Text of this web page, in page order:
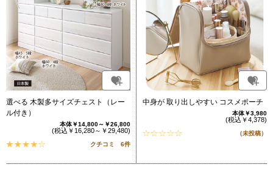
選べる 木製多サイズチェスト（レー
ル付き）
本体￥14,800～￥26,800
(税込￥16,280～￥29,480)
クチコミ 6件
中身が 取り出しやすい コスメポーチ
本体￥3,980
(税込￥4,378)
（未投稿）